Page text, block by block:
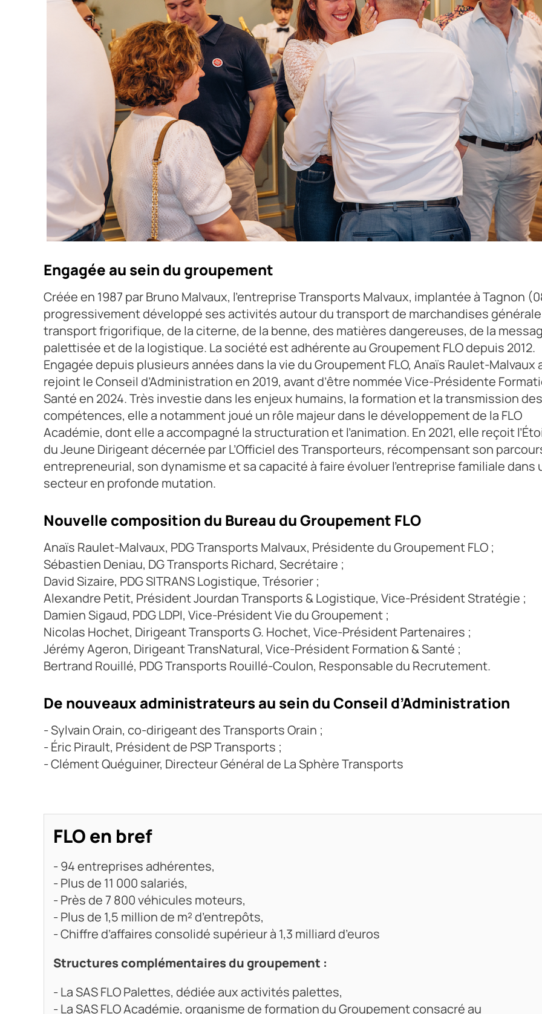
Crédit photo : Arthur Aumont
Engagée au sein du groupement
Créée en 1987 par Bruno Malvaux, l’entreprise Transports Malvaux, implantée à Tagnon
progressivement développé ses activités autour du transport de marchandises
transport frigorifique, de la citerne, de la benne, des matières dangereuses, de la
palettisée et de la logistique. La société est adhérente au Groupement FLO depuis 2012.
Engagée depuis plusieurs années dans la vie du Groupement FLO, Anaïs Raulet-Malvaux
rejoint le Conseil d’Administration en 2019, avant d’être nommée Vice-Présidente
Santé en 2024. Très investie dans les enjeux humains, la formation et la transmission des
compétences, elle a notamment joué un rôle majeur dans le développement de la FLO
Académie, dont elle a accompagné la structuration et l’animation. En 2021, elle reçoit
du Jeune Dirigeant décernée par L’Officiel des Transporteurs, récompensant son
entrepreneurial, son dynamisme et sa capacité à faire évoluer l’entreprise familiale dans
secteur en profonde mutation.
Nouvelle composition du Bureau du Groupement FLO
Anaïs Raulet-Malvaux, PDG Transports Malvaux, Présidente du Groupement FLO ;
Sébastien Deniau, DG Transports Richard, Secrétaire ;
David Sizaire, PDG SITRANS Logistique, Trésorier ;
Alexandre Petit, Président Jourdan Transports & Logistique, Vice-Président Stratégie ;
Damien Sigaud, PDG LDPI, Vice-Président Vie du Groupement ;
Nicolas Hochet, Dirigeant Transports G. Hochet, Vice-Président Partenaires ;
Jérémy Ageron, Dirigeant TransNatural, Vice-Président Formation & Santé ;
Bertrand Rouillé, PDG Transports Rouillé-Coulon, Responsable du Recrutement.
De nouveaux administrateurs au sein du Conseil d’Administration
- Sylvain Orain, co-dirigeant des Transports Orain ;
- Éric Pirault, Président de PSP Transports ;
- Clément Quéguiner, Directeur Général de La Sphère Transports
FLO en bref
- 94 entreprises adhérentes,
- Plus de 11 000 salariés,
- Près de 7 800 véhicules moteurs,
- Plus de 1,5 million de m² d’entrepôts,
- Chiffre d’affaires consolidé supérieur à 1,3 milliard d’euros
Structures complémentaires du groupement :
- La SAS FLO Palettes, dédiée aux activités palettes,
- La SAS FLO Académie, organisme de formation du Groupement consacré au